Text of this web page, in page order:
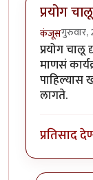
प्रयोग चालू
कंजूसगुरुवार,
प्रयोग चालू
माणसं
लागते.
प्रतिसाद